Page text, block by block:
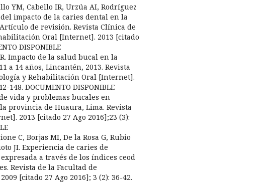
YM, Cabello IR, Urzúa AI, Rodríguez
impacto de la caries dental en la
de revisión. Revista Clínica de
Oral [Internet]. 2013 [citado
DISPONIBLE
Impacto de la salud bucal en la
a 14 años, Lincantén, 2013. Revista
y Rehabilitación Oral [Internet].
148. DOCUMENTO DISPONIBLE
vida y problemas bucales en
provincia de Huaura, Lima. Revista
2013 [citado 27 Ago 2016];23 (3):
C, Borjas MI, De la Rosa G, Rubio
JI. Experiencia de caries de
a través de los índices ceod
Revista de la Facultad de
[citado 27 Ago 2016]; 3 (2): 36-42.